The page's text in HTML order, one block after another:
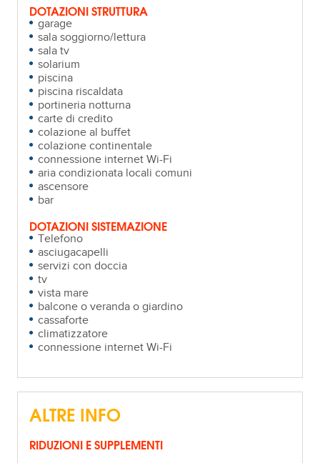
DOTAZIONI STRUTTURA
garage
sala soggiorno/lettura
sala tv
solarium
piscina
piscina riscaldata
portineria notturna
carte di credito
colazione al buffet
colazione continentale
connessione internet Wi-Fi
aria condizionata locali comuni
ascensore
bar
DOTAZIONI SISTEMAZIONE
Telefono
asciugacapelli
servizi con doccia
tv
vista mare
balcone o veranda o giardino
cassaforte
climatizzatore
connessione internet Wi-Fi
ALTRE INFO
RIDUZIONI E SUPPLEMENTI